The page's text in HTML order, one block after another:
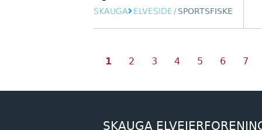
SKAUGA ELVESIDE /SPORTSFISKE
Sider
Nåværende
1 Side
2 Side
3 Side
4 Side
5 Side
6 Side
7
SKAUGA